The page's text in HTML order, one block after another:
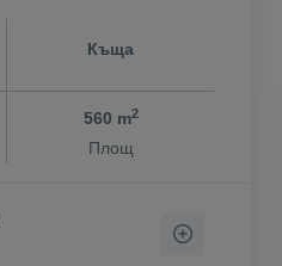
с. Цалапица
с. Черноземен
Къща
560 m2
Площ